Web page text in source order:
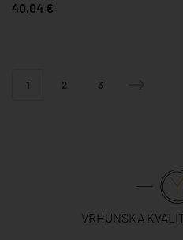
40,04 €
1 2 3
VRHUNSKA